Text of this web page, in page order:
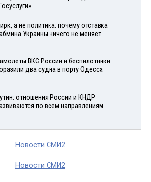
а не политика: почему отставка
Украины ничего не меняет
ВКС России и беспилотники
два судна в порту Одесса
отношения России и КНДР
по всем направлениям
Новости СМИ2
Новости СМИ2